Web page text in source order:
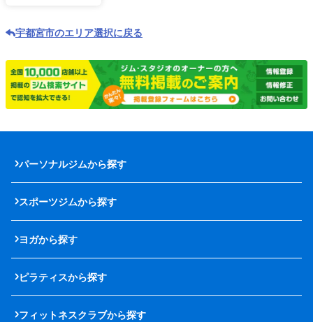
宇都宮市のエリア選択に戻る
パーソナルジムから探す
スポーツジムから探す
ヨガから探す
ピラティスから探す
フィットネスクラブから探す